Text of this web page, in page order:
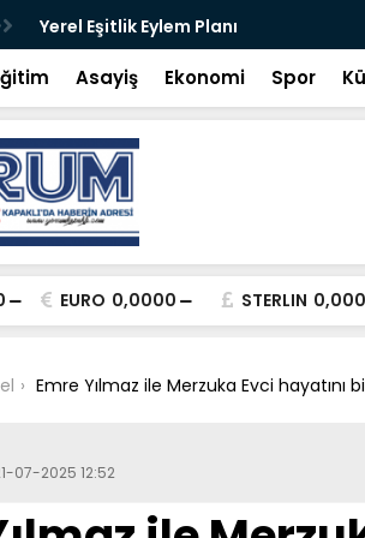
Yerel Eşitlik Eylem Planı
Asayiş Ekonomi Spor
EURO 0,0000 STERLIN
Emre Yılmaz ile Merzuka Evci hayatını
07-2025 12:52